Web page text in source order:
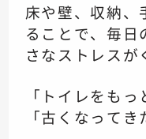
床や壁、収納、
ることで、毎日
さなストレスが
「トイレをも
「古くなって